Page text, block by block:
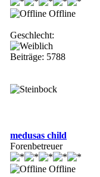
Offline
Geschlecht:
Beiträge: 5788
medusas child
Forenbetreuer
Offline